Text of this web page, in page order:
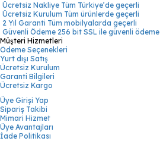
Ücretsiz Nakliye Tüm Türkiye’de geçerli
Ücretsiz Kurulum Tüm ürünlerde geçerli
2 Yıl Garanti Tüm mobilyalarda geçerli
Güvenli Ödeme 256 bit SSL ile güvenli ödeme
Müşteri Hizmetleri
Ödeme Seçenekleri
Yurt dışı Satış
Ücretsiz Kurulum
Garanti Bilgileri
Ücretsiz Kargo
Üye Girişi Yap
Sipariş Takibi
Mimari Hizmet
Üye Avantajları
İade Politikası